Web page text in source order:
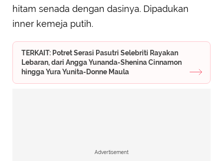
hitam senada dengan dasinya. Dipadukan
inner kemeja putih.
TERKAIT: Potret Serasi Pasutri Selebriti Rayakan
Lebaran, dari Angga Yunanda-Shenina Cinnamon
hingga Yura Yunita-Donne Maula
Advertisement